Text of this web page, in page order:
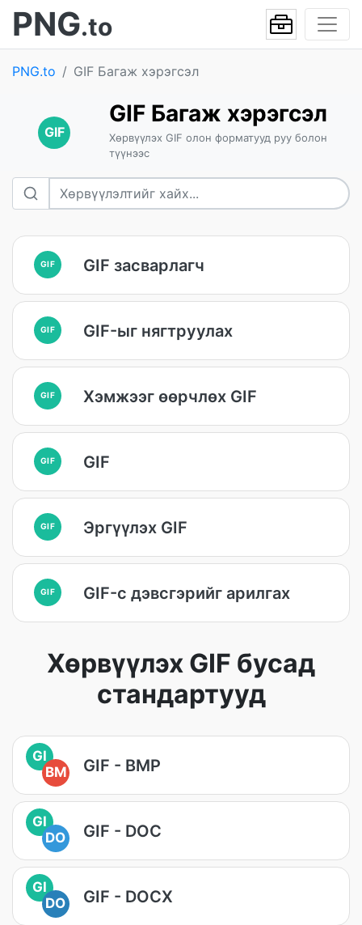
PNG.to
PNG.to GIF Багаж хэрэгсэл
GIF
GIF Багаж хэрэгсэл
Хөрвүүлэх GIF олон форматууд руу болон
түүнээс
GIF GIF засварлагч
GIF GIF-ыг нягтруулах
GIF Хэмжээг өөрчлөх GIF
GIF GIF
GIF Эргүүлэх GIF
GIF GIF-с дэвсгэрийг арилгах
Хөрвүүлэх GIF бусад
стандартууд
GI
BM
GIF - BMP
GI
DO
GIF - DOC
GI
DO
GIF - DOCX